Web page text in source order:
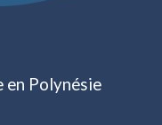
Polynésie